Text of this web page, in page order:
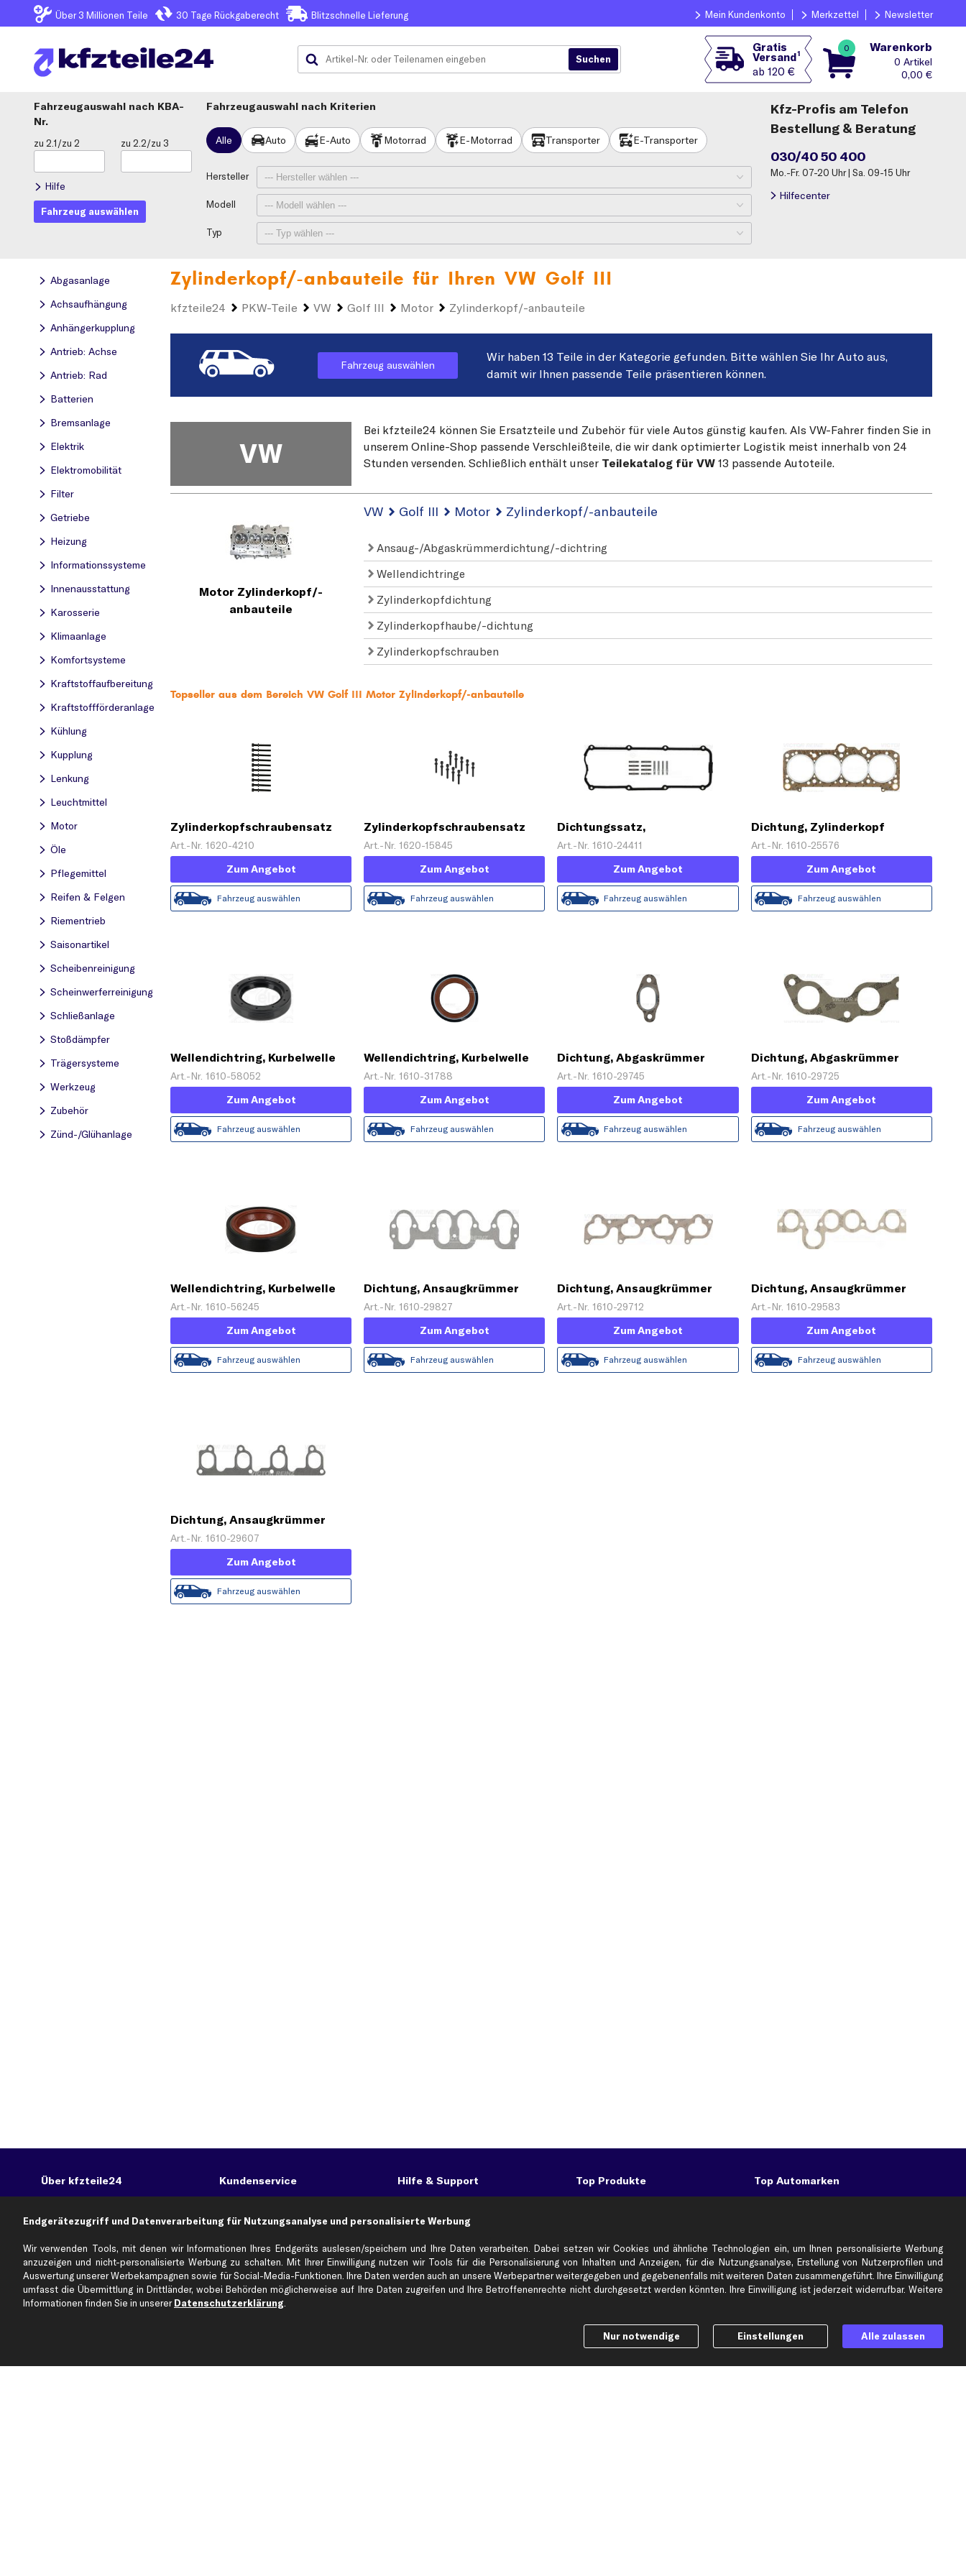
Über 3 Millionen Teile 30 Tage Rückgaberecht Blitzschnelle Lieferung Mein Kundenkonto Merkzettel Newsletter
Gratis
Versand1
ab 120 €
0 Warenkorb
0
0,00 €
Fahrzeugauswahl
KBA-
Nr.
zu 2.1/zu 2 zu 2.2/zu 3
Hilfe
Fahrzeug auswählen
Fahrzeugauswahl nach Kriterien
Alle Auto E-Auto Motorrad E-Motorrad Transporter E-Transporter
Hersteller
Modell
Typ
Kfz-Profis am Telefon
Bestellung & Beratung
030/40 50 400
Mo.-Fr. 07-20 Uhr | Sa. 09-15 Uhr
Hilfecenter
Abgasanlage
Achsaufhängung
Anhängerkupplung
Antrieb: Achse
Antrieb: Rad
Batterien
Bremsanlage
Elektrik
Elektromobilität
Filter
Getriebe
Heizung
Informationssysteme
Innenausstattung
Karosserie
Klimaanlage
Komfortsysteme
Kraftstoff­aufbereitung
Kraftstoff­förderanlage
Kühlung
Kupplung
Lenkung
Leuchtmittel
Motor
Öle
Pflegemittel
Reifen & Felgen
Riementrieb
Saisonartikel
Scheibenreinigung
Scheinwerferreinigung
Schließanlage
Stoßdämpfer
Trägersysteme
Werkzeug
Zubehör
Zünd-/Glühanlage
Zylinderkopf/-anbauteile für Ihren VW Golf III
kfzteile24 PKW-Teile VW Golf III Motor Zylinderkopf/-anbauteile
Fahrzeug auswählen
Wir haben 13 Teile in der Kategorie gefunden. Bitte wählen Sie Ihr Auto aus,
damit wir Ihnen passende Teile präsentieren können.
VW
Bei kfzteile24 können Sie Ersatzteile und Zubehör für viele Autos günstig kaufen. Als VW-Fahrer finden Sie in
unserem Online-Shop passende Verschleißteile, die wir dank optimierter Logistik meist innerhalb von 24
Stunden versenden. Schließlich enthält unser Teilekatalog für VW 13 passende Autoteile.
Motor Zylinderkopf/-
anbauteile
VW Golf III Motor Zylinderkopf/-anbauteile
Ansaug-/Abgaskrümmerdichtung/-dichtring
Wellendichtringe
Zylinderkopfdichtung
Zylinderkopfhaube/-dichtung
Zylinderkopfschrauben
Topseller aus dem Bereich VW Golf III Motor Zylinderkopf/-anbauteile
Zylinderkopfschraubensatz
Art.-Nr. 1620-4210
Zum Angebot
Fahrzeug auswählen
Zylinderkopfschraubensatz
Art.-Nr. 1620-15845
Zum Angebot
Fahrzeug auswählen
Dichtungssatz,
Zylinderkopfhaube
Art.-Nr. 1610-24411
Zum Angebot
Fahrzeug auswählen
Dichtung, Zylinderkopf
Art.-Nr. 1610-25576
Zum Angebot
Fahrzeug auswählen
Wellendichtring, Kurbelwelle
Art.-Nr. 1610-58052
Zum Angebot
Fahrzeug auswählen
Wellendichtring, Kurbelwelle
Art.-Nr. 1610-31788
Zum Angebot
Fahrzeug auswählen
Dichtung, Abgaskrümmer
Art.-Nr. 1610-29745
Zum Angebot
Fahrzeug auswählen
Dichtung, Abgaskrümmer
Art.-Nr. 1610-29725
Zum Angebot
Fahrzeug auswählen
Wellendichtring, Kurbelwelle
Art.-Nr. 1610-56245
Zum Angebot
Fahrzeug auswählen
Dichtung, Ansaugkrümmer
Art.-Nr. 1610-29827
Zum Angebot
Fahrzeug auswählen
Dichtung, Ansaugkrümmer
Art.-Nr. 1610-29712
Zum Angebot
Fahrzeug auswählen
Dichtung, Ansaugkrümmer
Art.-Nr. 1610-29583
Zum Angebot
Fahrzeug auswählen
Dichtung, Ansaugkrümmer
Art.-Nr. 1610-29607
Zum Angebot
Fahrzeug auswählen
Über kfzteile24
businessplus
Partnerprogramm
Werkstätten/Filialen
Karriere
Bewertungen
Kundenservice
Versandinfo
Austauschartikel
Häufige Fragen
Automagazin
Unsere Marken
Hilfe & Support
Datenschutz
Impressum
Whistleblowersystem
Dateneinstellungen
Top Produkte
Bremsscheiben
Lichtmaschine
Luftfilter
Querlenker
Stoßdämpfer
Scheibenwischer
Top Automarken
Mercedes-Benz Ersatzteile
Opel Ersatzteile
Peugeot Ersatzteile
Seat Ersatzteile
Skoda Ersatzteile
VW Ersatzteile
Endgerätezugriff und Datenverarbeitung für Nutzungsanalyse und personalisierte Werbung
Wir verwenden Tools, mit denen wir Informationen Ihres Endgeräts auslesen/speichern und Ihre Daten verarbeiten. Dabei setzen wir Cookies und ähnliche Technologien ein, um Ihnen personalisierte Werbung
anzuzeigen und nicht-personalisierte Werbung zu schalten. Mit Ihrer Einwilligung nutzen wir Tools für die Personalisierung von Inhalten und Anzeigen, für die Nutzungsanalyse, Erstellung von Nutzerprofilen und
Auswertung unserer Werbekampagnen sowie für Social-Media-Funktionen. Ihre Daten werden auch an unsere Werbepartner weitergegeben und gegebenenfalls mit weiteren Daten zusammengeführt. Ihre Einwilligung
umfasst die Übermittlung in Drittländer, wobei Behörden möglicherweise auf Ihre Daten zugreifen und Ihre Betroffenenrechte nicht durchgesetzt werden könnten. Ihre Einwilligung ist jederzeit widerrufbar. Weitere
Informationen finden Sie in unsererDatenschutzerklärung
Nur notwendige Einstellungen Alle zulassen